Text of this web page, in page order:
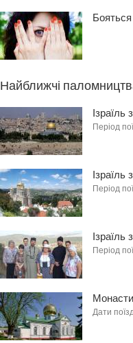
Найближчі
Ізраїль
Період
Ізраїль
Період
Період
Дати